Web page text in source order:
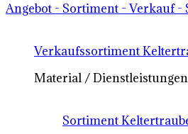
Angebot - Sortiment - Verkauf -
Verkaufssortiment
Material /
Sortiment